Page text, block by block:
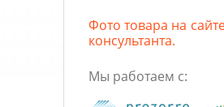
Фото товара на
консультанта.
Мы работаем с: